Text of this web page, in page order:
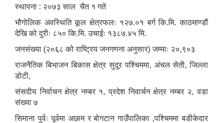
स्थापना : २०७३ साल चैत १ गते
भौगोलिक अवस्थिति कूल क्षेत्रफलः १२७.०१ बर्ग कि.मि. काठमाण्डौं
देखि को दुरीः ८५० कि.मि. उचाईः १३८७.४५ मि.
जनसंख्या (२०६८ को राष्ट्रिय जनगणना अनुसार) जम्माः २०,९०३
राजनैतिक बिभाजन बिकास क्षेत्र सुदूर पश्चिममा, अंचल सेती, जिल्ला
डाेटी,
संसदीय निर्वाचन क्षेत्र नम्बर १, प्रदेश निवार्चन क्षेत्र नम्बर २, वडा
संख्या ७
सिमाना पुर्वः पूर्वमा अछाम र बाेगटान गाउँपालिका ,पश्चिममा बडीकेदार